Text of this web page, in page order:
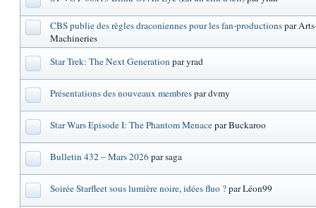
CBS publie des règles draconiennes pour les fan-productionspar
Machineries
Star Trek: The Next Generationpar yrad
Présentations des nouveaux membrespar dvmy
Star Wars Episode I: The Phantom Menacepar Buckaroo
Bulletin 432 – Mars 2026par saga
Soirée Starfleet sous lumière noire, idées fluo ?par Léon99